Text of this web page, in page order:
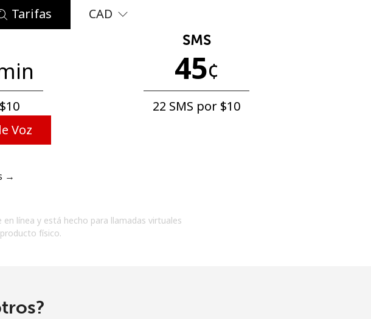
una contraseña
Tarifas CAD
SMS
45¢
22 SMS por ⁦$10⁩
Voz
→
línea y está hecho para llamadas virtuales
físico.